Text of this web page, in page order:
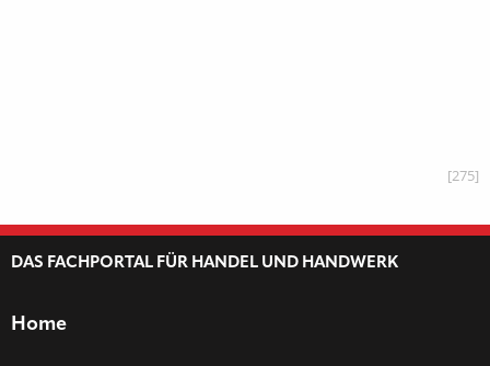
[275]
DAS FACHPORTAL FÜR HANDEL UND HANDWERK
Home